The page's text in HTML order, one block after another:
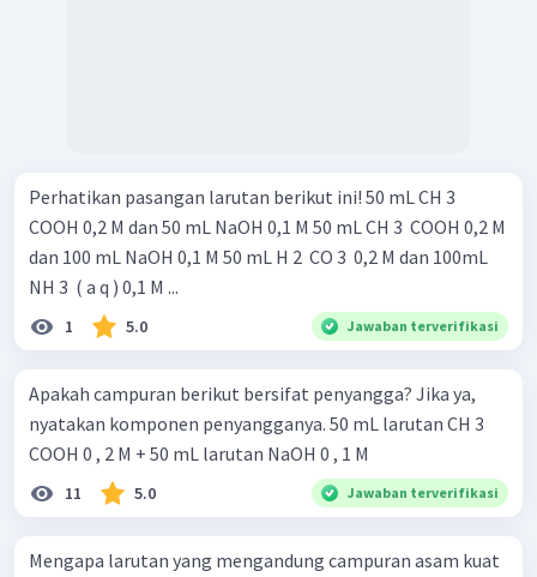
Perhatikan pasangan larutan berikut ini! 50 mL CH 3 ​
COOH 0,2 M dan 50 mL NaOH 0,1 M 50 mL CH 3 ​ COOH 0,2 M
dan 100 mL NaOH 0,1 M 50 mL H 2 ​ CO 3 ​ 0,2 M dan 100mL
NH 3 ​ ( a q ) 0,1 M ...
1 5.0 Jawaban terverifikasi
Apakah campuran berikut bersifat penyangga? Jika ya,
nyatakan komponen penyangganya. 50 mL larutan CH 3 ​
COOH 0 , 2 M + 50 mL larutan NaOH 0 , 1 M
11 5.0 Jawaban terverifikasi
Mengapa larutan yang mengandung campuran asam kuat